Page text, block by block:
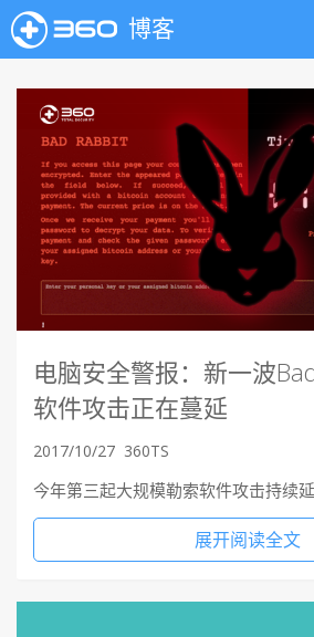
博客
电脑安全警报：新一波
软件攻击正在蔓延
2017/10/27 360TS
今年第三起大规模勒索软件攻击持续
展开阅读全文